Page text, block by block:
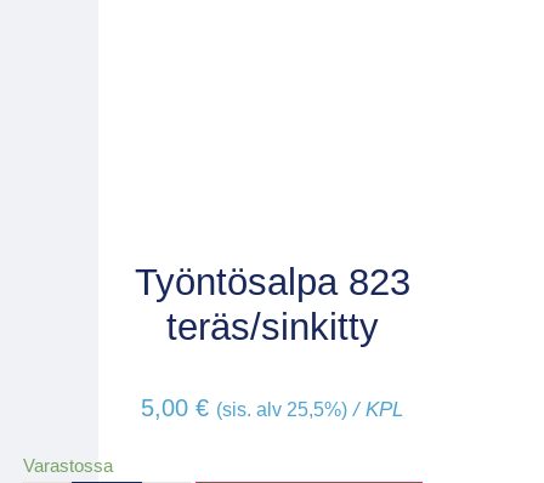
Työntösalpa 823
teräs/sinkitty
5,00 € (sis. alv 25,5%) / KPL
Varastossa